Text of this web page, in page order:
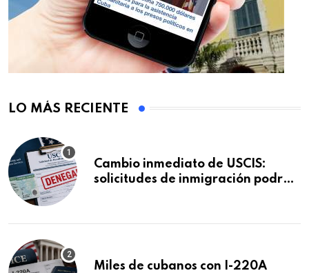
LO MÁS RECIENTE
Cambio inmediato de USCIS:
solicitudes de inmigración podrán
Miles de cubanos con I-220A